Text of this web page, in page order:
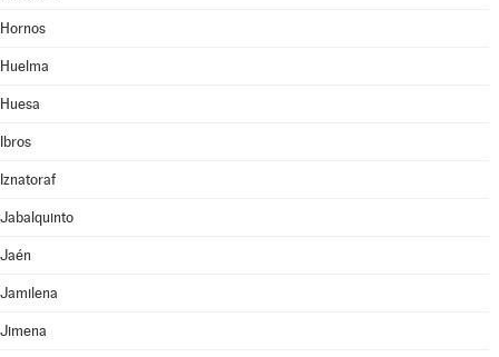
Hornos
Huelma
Huesa
Ibros
Iznatoraf
Jabalquinto
Jaén
Jamilena
Jimena